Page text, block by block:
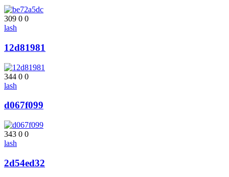
309 0 0
lash
12d81981
344 0 0
lash
d067f099
343 0 0
lash
2d54ed32